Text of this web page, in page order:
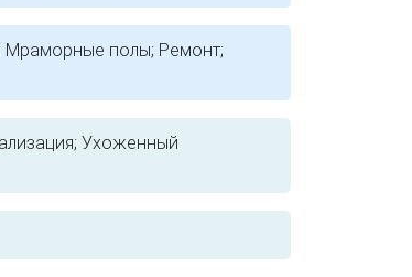
Мраморные полы; Ремонт;
Ухоженный